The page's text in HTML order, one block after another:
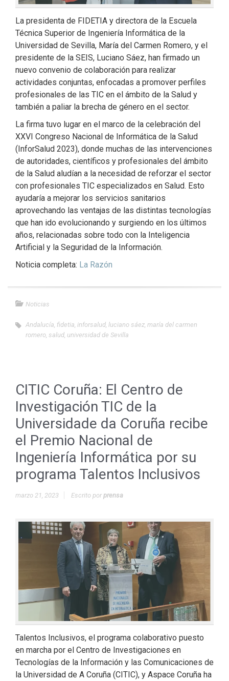
La presidenta de FIDETIA y directora de la Escuela
Técnica Superior de Ingeniería Informática de la
Universidad de Sevilla, María del Carmen Romero, y el
presidente de la SEIS, Luciano Sáez, han firmado un
nuevo convenio de colaboración para realizar
actividades conjuntas, enfocadas a promover perfiles
profesionales de las TIC en el ámbito de la Salud y
también a paliar la brecha de género en el sector.
La firma tuvo lugar en el marco de la celebración del
XXVI Congreso Nacional de Informática de la Salud
(InforSalud 2023), donde muchas de las intervenciones
de autoridades, científicos y profesionales del ámbito
de la Salud aludían a la necesidad de reforzar el sector
con profesionales TIC especializados en Salud. Esto
ayudaría a mejorar los servicios sanitarios
aprovechando las ventajas de las distintas tecnologías
que han ido evolucionando y surgiendo en los últimos
años, relacionadas sobre todo con la Inteligencia
Artificial y la Seguridad de la Información.
Noticia completa: La Razón
Noticias
Andalucía fidetia inforsalud luciano sáez maría del carmen
romero salud universidad de Sevilla
CITIC Coruña: El Centro de
Investigación TIC de la
Universidade da Coruña recibe
el Premio Nacional de
Ingeniería Informática por su
programa Talentos Inclusivos
marzo 21, 2023 Escrito porprensa
Talentos Inclusivos, el programa colaborativo puesto
en marcha por el Centro de Investigaciones en
Tecnologías de la Información y las Comunicaciones de
la Universidad de A Coruña (CITIC), y Aspace Coruña ha